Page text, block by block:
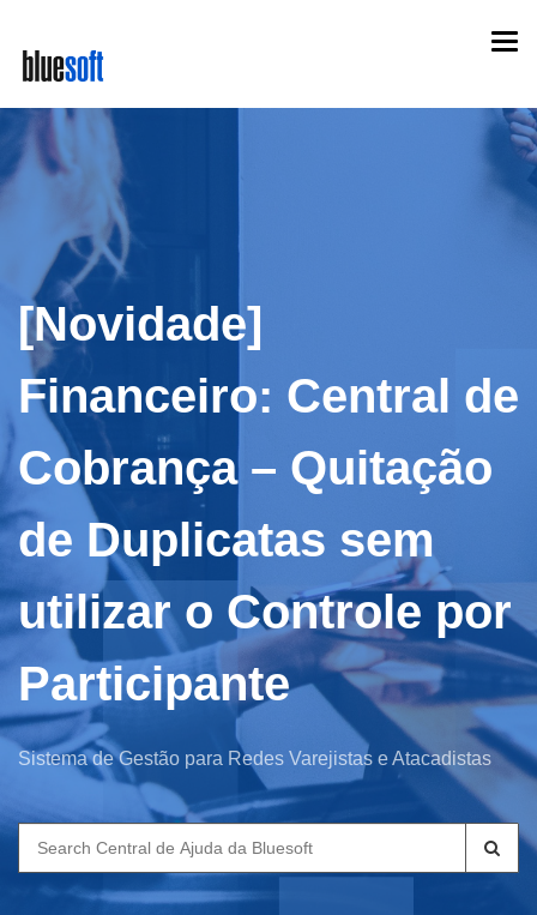
main
content
[Novidade]
Financeiro: Central de
Cobrança – Quitação
de Duplicatas sem
utilizar o Controle por
Participante
Sistema de Gestão para Redes Varejistas e Atacadistas
Search
for: